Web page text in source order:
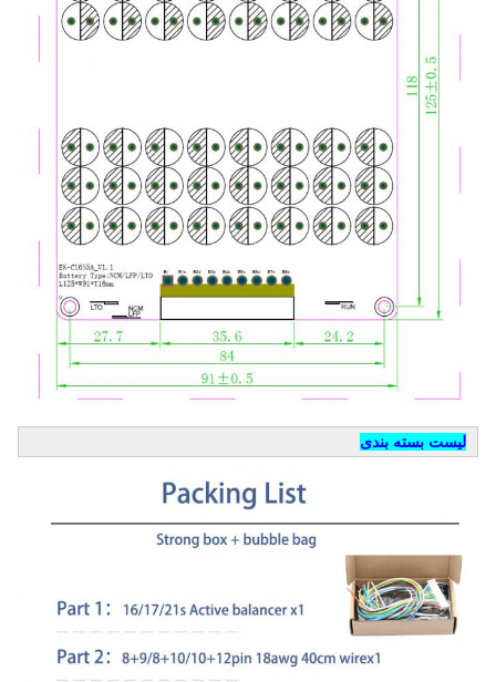
لیست بسته بندی